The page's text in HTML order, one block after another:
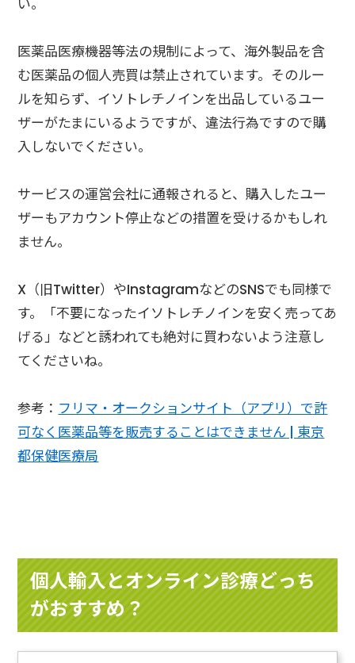
い。
医薬品医療機器等法の規制によって、海外製品を含
む医薬品の個人売買は禁止されています。そのルー
ルを知らず、イソトレチノインを出品しているユー
ザーがたまにいるようですが、違法行為ですので購
入しないでください。
サービスの運営会社に通報されると、購入したユー
ザーもアカウント停止などの措置を受けるかもしれ
ません。
X（旧Twitter）やInstagramなどのSNSでも同様で
す。「不要になったイソトレチノインを安く売ってあ
げる」などと誘われても絶対に買わないよう注意し
てくださいね。
参考： フリマ・オークションサイト（アプリ）で許
可なく医薬品等を販売することはできません | 東京
都保健医療局
個人輸入とオンライン診療どっち
がおすすめ？